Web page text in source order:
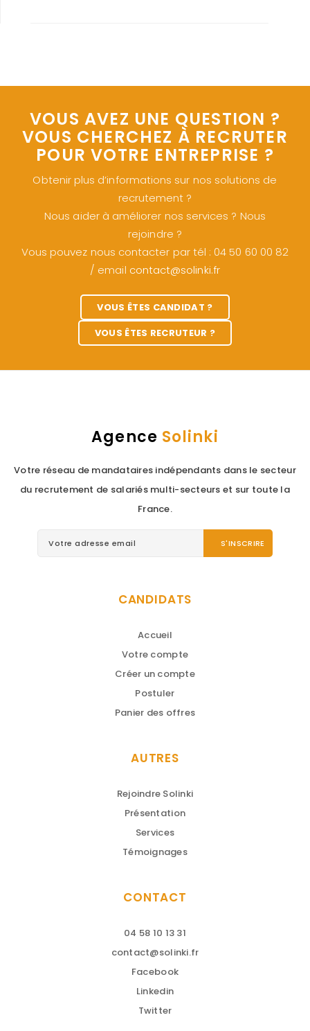
VOUS AVEZ UNE QUESTION ?
VOUS CHERCHEZ À RECRUTER
POUR VOTRE ENTREPRISE ?
Obtenir plus d’informations sur nos solutions de
recrutement ?
Nous aider à améliorer nos services ? Nous
rejoindre ?
Vous pouvez nous contacter par tél : 04 50 60 00 82
/ email contact@solinki.fr
VOUS ÊTES CANDIDAT ?
VOUS ÊTES RECRUTEUR ?
Agence Solinki
Votre réseau de mandataires indépendants dans le secteur
du recrutement de salariés multi-secteurs et sur toute la
France.
CANDIDATS
Accueil
Votre compte
Créer un compte
Postuler
Panier des offres
AUTRES
Rejoindre Solinki
Présentation
Services
Témoignages
CONTACT
04 58 10 13 31
contact@solinki.fr
Facebook
Linkedin
Twitter